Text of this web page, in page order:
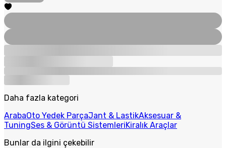
Daha fazla kategori
ArabaOto Yedek ParçaJant & LastikAksesuar &
TuningSes & Görüntü SistemleriKiralık Araçlar
Bunlar da ilgini çekebilir